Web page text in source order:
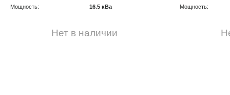
Мощность:
16.5 кВа
Нет в наличии
Мощность: